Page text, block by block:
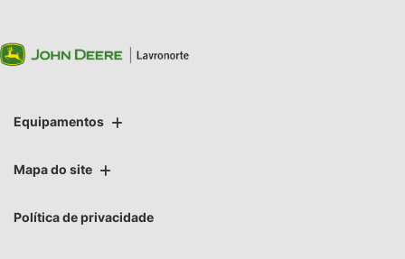
Equipamentos
Mapa do site
Política de privacidade